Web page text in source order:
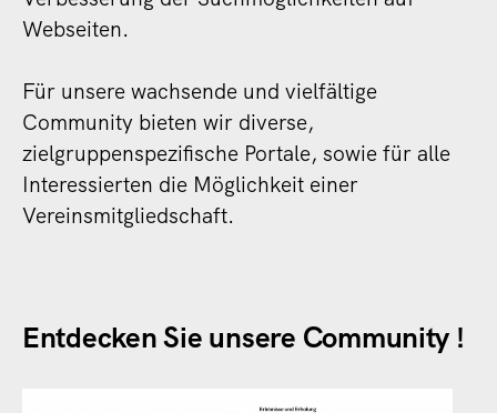
Webseiten.
Für unsere wachsende und vielfältige
Community bieten wir diverse,
zielgruppenspezifische Portale, sowie für alle
Interessierten die Möglichkeit einer
Vereinsmitgliedschaft.
Entdecken Sie unsere Community !